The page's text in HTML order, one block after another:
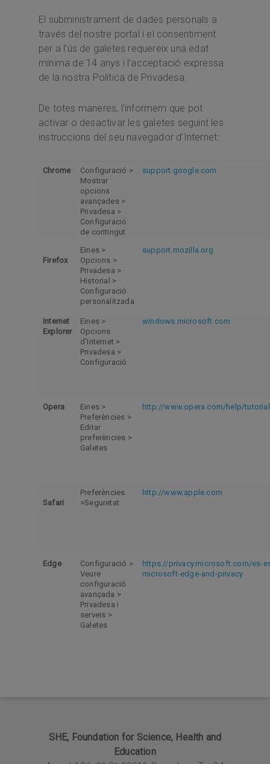
El subministrament de dades personals a
través del nostre portal i el consentiment
per a l’ús de galetes requereix una edat
mínima de 14 anys i l’acceptació expressa
de la nostra Política de Privadesa.
De totes maneres, l’informem que pot
activar o desactivar les galetes seguint les
instruccions del seu navegador d’Internet:
Chrome
Configuració >
Mostrar
opcions
avançades >
Privadesa >
Configuració
de contingut
support.google.com
Firefox
Eines >
Opcions >
Privadesa >
Historial >
Configuració
personalitzada
support.mozilla.org
Internet
Explorer
Eines >
Opcions
d’Internet >
Privadesa >
Configuració
windows.microsoft.com
Opera
Eines >
Preferències >
Editar
preferències >
Galetes
http://www.opera.com/help/
Safari
Preferències
>Seguretat
http://www.apple.com
Edge
Configuració >
Veure
configuració
avançada >
Privadesa i
serveis >
Galetes
https://privacy.microsoft.com/es-
microsoft-edge-and-privacy
SHE, Foundation for Science, Health and
Education